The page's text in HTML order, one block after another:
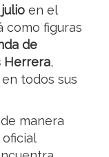
en el
como figuras
de
Herrera,
todos sus
manera